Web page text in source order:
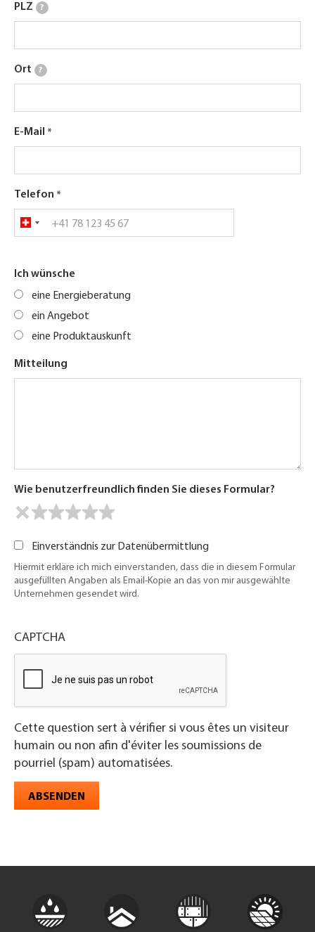
PLZ ?
Ort ?
E-Mail
Telefon
Ich wünsche
eine Energieberatung
ein Angebot
eine Produktauskunft
Mitteilung
Wie benutzerfreundlich finden Sie dieses Formular?
Einverständnis zur Datenübermittlung
Hiermit erkläre ich mich einverstanden, dass die in diesem Formular
ausgefüllten Angaben als Email-Kopie an das von mir ausgewählte
Unternehmen gesendet wird.
CAPTCHA
Cette question sert à vérifier si vous êtes un visiteur
humain ou non afin d'éviter les soumissions de
pourriel (spam) automatisées.
ABSENDEN